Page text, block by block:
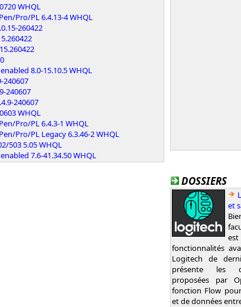
WHQL
Pro/PL 6.4.13-4 WHQL
260422
8.0-15.10.5 WHQL
240607
240607
240607
WHQL
Pro/PL 6.4.3-1 WHQL
Pro/PL Legacy 6.3.46-2 WHQL
503 5.05 WHQL
7.6-41.34.50 WHQL
DOSSIERS
et
fonctionnalités
Logitech de
présente les
proposées par
fonction Flow
et de données